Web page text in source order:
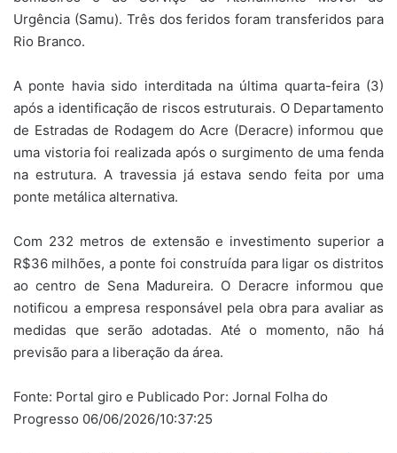
Urgência (Samu). Três dos feridos foram transferidos para
Rio Branco.
A ponte havia sido interditada na última quarta-feira (3)
após a identificação de riscos estruturais. O Departamento
de Estradas de Rodagem do Acre (Deracre) informou que
uma vistoria foi realizada após o surgimento de uma fenda
na estrutura. A travessia já estava sendo feita por uma
ponte metálica alternativa.
Com 232 metros de extensão e investimento superior a
R$36 milhões, a ponte foi construída para ligar os distritos
ao centro de Sena Madureira. O Deracre informou que
notificou a empresa responsável pela obra para avaliar as
medidas que serão adotadas. Até o momento, não há
previsão para a liberação da área.
Fonte: Portal giro e Publicado Por: Jornal Folha do
Progresso 06/06/2026/10:37:25